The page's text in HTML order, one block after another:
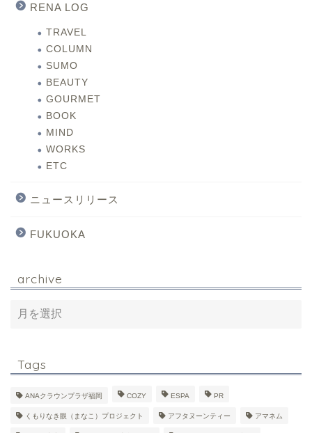
RENA LOG
TRAVEL
COLUMN
SUMO
BEAUTY
GOURMET
BOOK
MIND
WORKS
ETC
ニュースリリース
FUKUOKA
archive
Tags
ANAクラウンプラザ福岡 COZY ESPA PR
くもりなき眼（まなこ）プロジェクト アフタヌーンティー アマネム